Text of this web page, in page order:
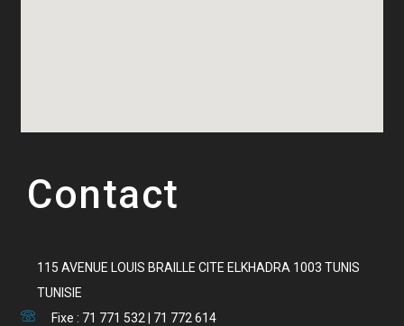
Contact
115 AVENUE LOUIS BRAILLE CITE ELKHADRA 1003 TUNIS
TUNISIE
Fixe : 71 771 532 | 71 772 614